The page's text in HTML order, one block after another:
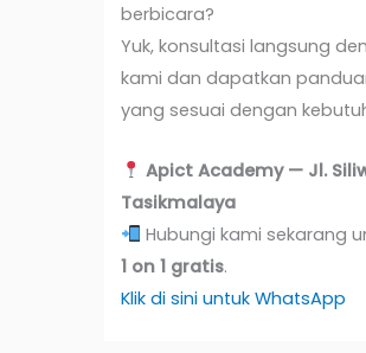
berbicara?
Yuk, konsultasi langsung
kami dan dapatkan
yang sesuai dengan
Apict Academy — Jl.
Tasikmalaya
Hubungi kami sekarang
1 on 1 gratis.
Klik di sini untuk WhatsApp